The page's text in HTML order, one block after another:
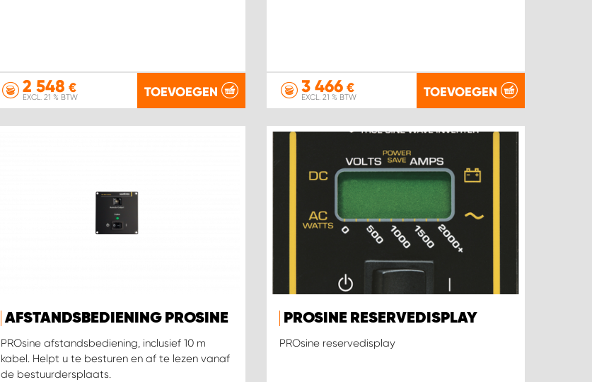
2 548 €
EXCL. 21 % BTW TOEVOEGEN 3 466 €
EXCL. 21 % BTW TOEVOEGEN
AFSTANDSBEDIENING PROSINE
PROsine afstandsbediening, inclusief 10 m
kabel. Helpt u te besturen en af te lezen vanaf
de bestuurdersplaats.
PROSINE RESERVEDISPLAY
PROsine reservedisplay